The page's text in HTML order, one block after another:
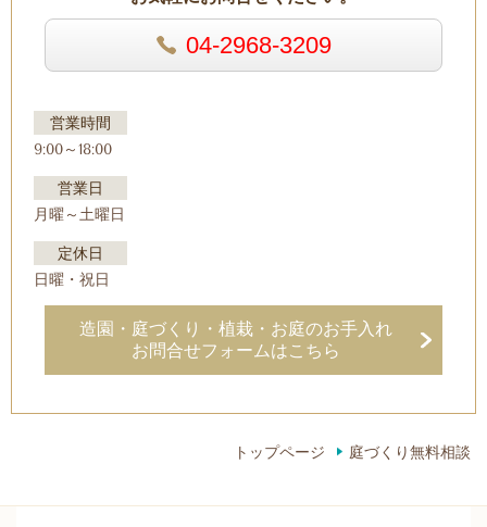
04-2968-3209
営業時間
9:00～18:00
営業日
月曜～土曜日
定休日
日曜・祝日
造園・庭づくり・植栽・お庭のお手入れ
お問合せフォームはこちら
トップページ 庭づくり無料相談